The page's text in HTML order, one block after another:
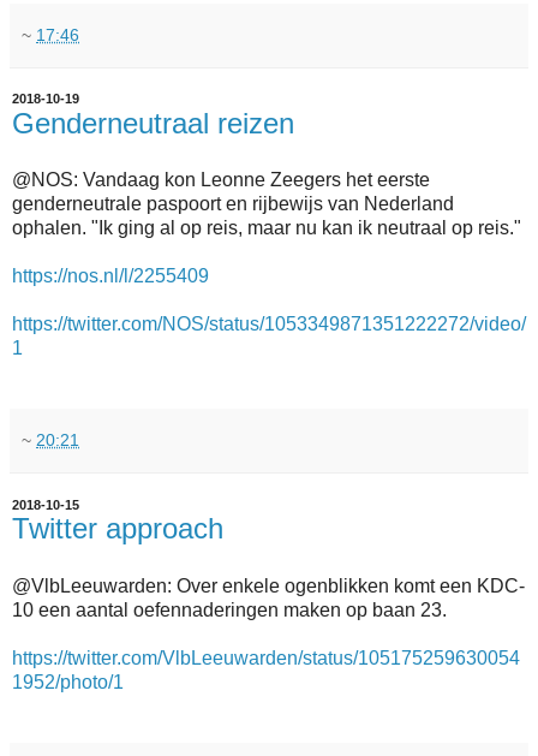
~ 17:46
2018-10-19
Genderneutraal reizen
@NOS: Vandaag kon Leonne Zeegers het eerste
genderneutrale paspoort en rijbewijs van Nederland
ophalen. "Ik ging al op reis, maar nu kan ik neutraal op reis."
https://nos.nl/l/2255409
https://twitter.com/NOS/status/1053349871351222272/video/
1
~ 20:21
2018-10-15
Twitter approach
@VlbLeeuwarden: Over enkele ogenblikken komt een KDC-
10 een aantal oefennaderingen maken op baan 23.
https://twitter.com/VlbLeeuwarden/status/105175259630054
1952/photo/1